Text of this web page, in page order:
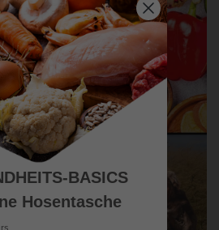
BASICS
Hosentasche